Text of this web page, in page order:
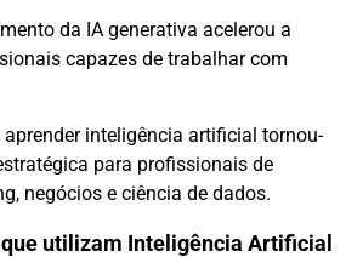
da IA generativa acelerou a
capazes de trabalhar com
aprender inteligência artificial tornou-
para profissionais de
negócios e ciência de dados.
utilizam Inteligência Artificial